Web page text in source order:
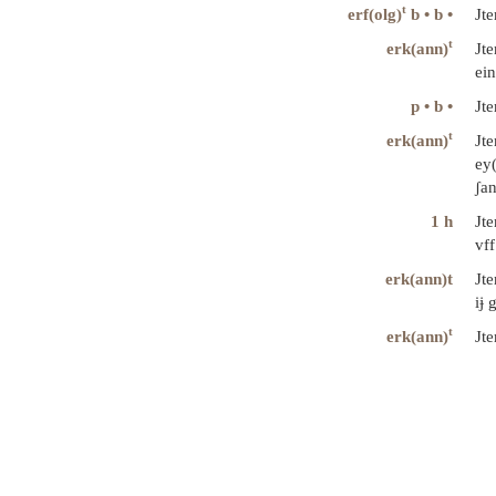
erf(olg)t b • b •
erk(ann)t
p • b •
erk(ann)t
1 h
vff
erk(ann)t
iɉ
erk(ann)t